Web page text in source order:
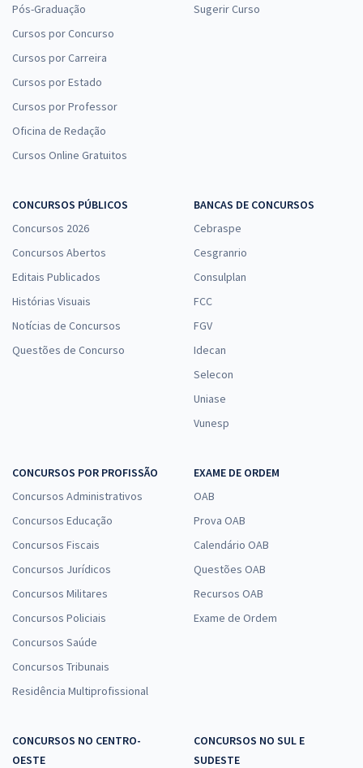
Pós-Graduação
Cursos por Concurso
Cursos por Carreira
Cursos por Estado
Cursos por Professor
Oficina de Redação
Cursos Online Gratuitos
Sugerir Curso
CONCURSOS PÚBLICOS
Concursos 2026
Concursos Abertos
Editais Publicados
Histórias Visuais
Notícias de Concursos
Questões de Concurso
BANCAS DE CONCURSOS
Cebraspe
Cesgranrio
Consulplan
FCC
FGV
Idecan
Selecon
Uniase
Vunesp
CONCURSOS POR PROFISSÃO
Concursos Administrativos
Concursos Educação
Concursos Fiscais
Concursos Jurídicos
Concursos Militares
Concursos Policiais
Concursos Saúde
Concursos Tribunais
Residência Multiprofissional
EXAME DE ORDEM
OAB
Prova OAB
Calendário OAB
Questões OAB
Recursos OAB
Exame de Ordem
CONCURSOS NO CENTRO-
OESTE
CONCURSOS NO SUL E
SUDESTE